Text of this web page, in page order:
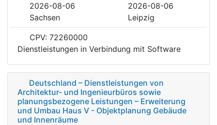
2026-08-06
2026-08-06
Sachsen
Leipzig
CPV: 72260000
Dienstleistungen in Verbindung mit Software
Deutschland – Dienstleistungen von
Architektur- und Ingenieurbüros sowie
planungsbezogene Leistungen – Erweiterung
und Umbau Haus V - Objektplanung Gebäude
und Innenräume